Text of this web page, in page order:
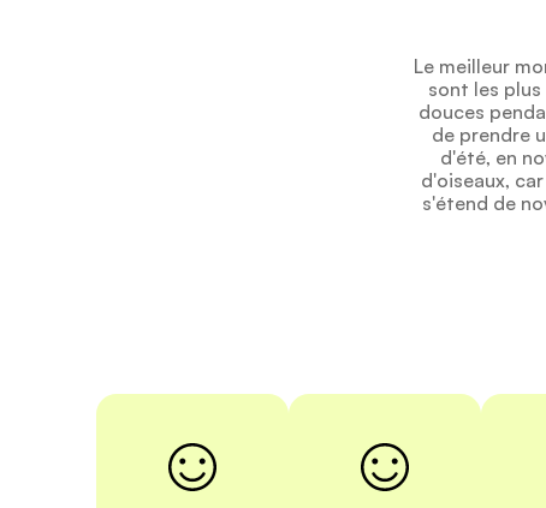
Le meilleur
sont les
douces
de prendre
d'été, en
d'oiseaux,
s'étend de